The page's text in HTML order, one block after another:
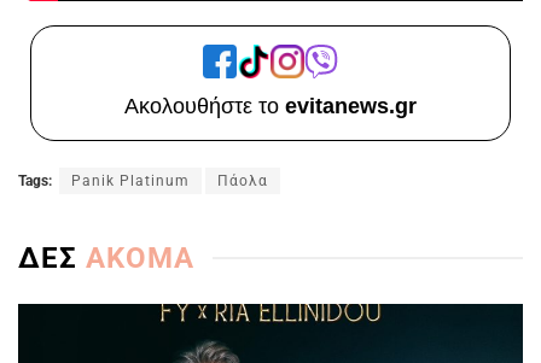
Ακολουθήστε το evitanews.gr
Tags: Panik Platinum Πάολα
ΔΕΣ ΑΚΟΜΑ